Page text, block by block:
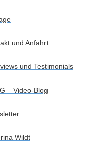
und Anfahrt
und Testimonials
– Video-Blog
Wildt